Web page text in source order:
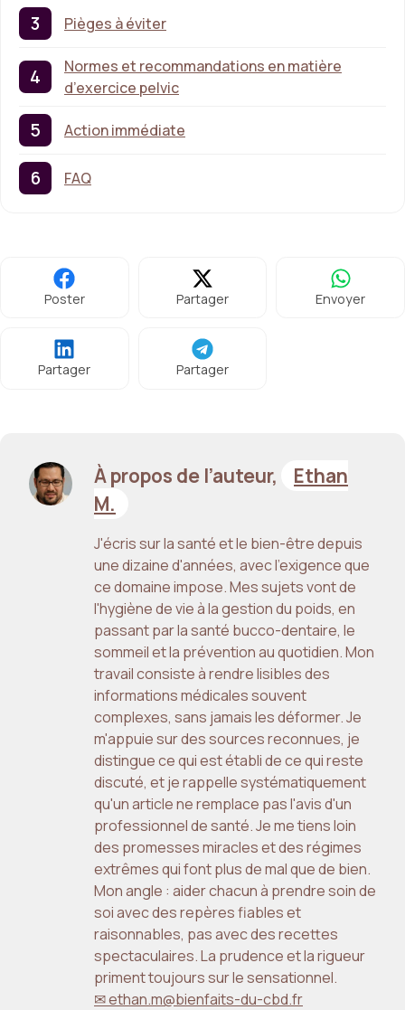
Pièges à éviter
Normes et recommandations en matière
d’exercice pelvic
Action immédiate
FAQ
Poster Partager Envoyer
Partager Partager
À propos de l’auteur,
Ethan
M.
J'écris sur la santé et le bien-être depuis
une dizaine d'années, avec l'exigence que
ce domaine impose. Mes sujets vont de
l'hygiène de vie à la gestion du poids, en
passant par la santé bucco-dentaire, le
sommeil et la prévention au quotidien. Mon
travail consiste à rendre lisibles des
informations médicales souvent
complexes, sans jamais les déformer. Je
m'appuie sur des sources reconnues, je
distingue ce qui est établi de ce qui reste
discuté, et je rappelle systématiquement
qu'un article ne remplace pas l'avis d'un
professionnel de santé. Je me tiens loin
des promesses miracles et des régimes
extrêmes qui font plus de mal que de bien.
Mon angle : aider chacun à prendre soin de
soi avec des repères fiables et
raisonnables, pas avec des recettes
spectaculaires. La prudence et la rigueur
priment toujours sur le sensationnel.
✉ ethan.m@bienfaits-du-cbd.fr